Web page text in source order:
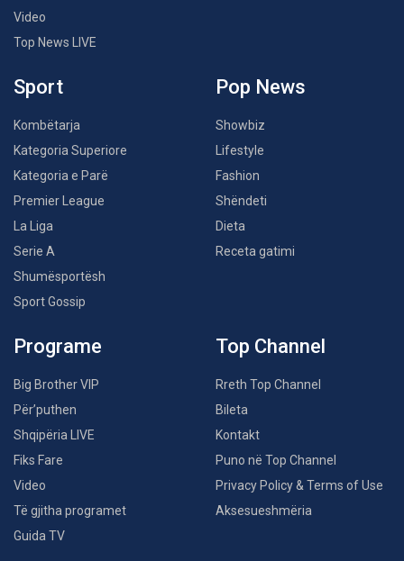
Video
Top News LIVE
Sport
Kombëtarja
Kategoria Superiore
Kategoria e Parë
Premier League
La Liga
Serie A
Shumësportësh
Sport Gossip
Pop News
Showbiz
Lifestyle
Fashion
Shëndeti
Dieta
Receta gatimi
Programe
Big Brother VIP
Për’puthen
Shqipëria LIVE
Fiks Fare
Video
Të gjitha programet
Guida TV
Top Channel
Rreth Top Channel
Bileta
Kontakt
Puno në Top Channel
Privacy Policy & Terms of Use
Aksesueshmëria